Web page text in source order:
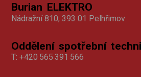
Burian ELEKTRO
Nádražní 810, 393 01 Pelhřimov
Oddělení spotřební
T: +420 565 391 566